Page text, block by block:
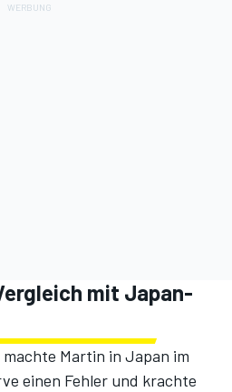
mit Japan-
Martin in Japan im
einen Fehler und krachte